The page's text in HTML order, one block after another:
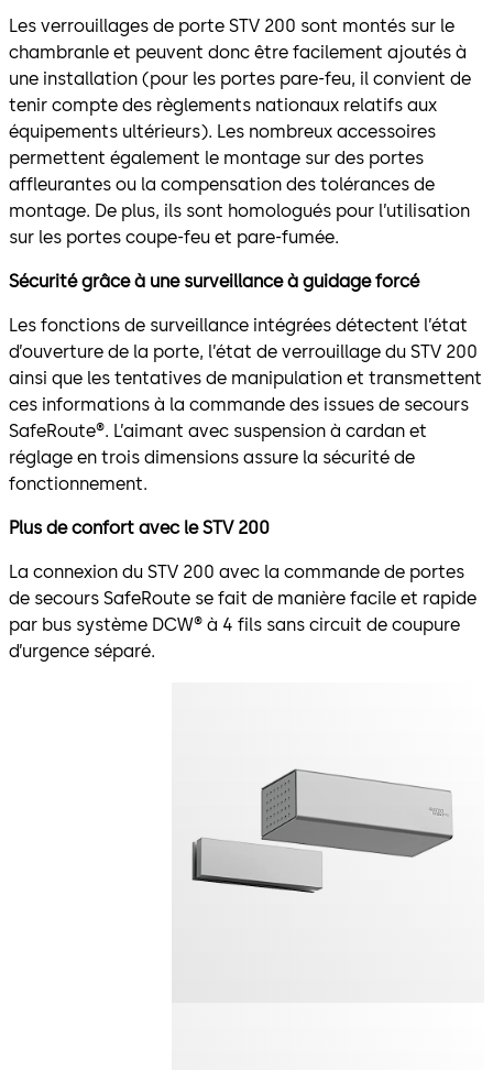
Les verrouillages de porte STV 200 sont montés sur le
chambranle et peuvent donc être facilement ajoutés à
une installation (pour les portes pare-feu, il convient de
tenir compte des règlements nationaux relatifs aux
équipements ultérieurs). Les nombreux accessoires
permettent également le montage sur des portes
affleurantes ou la compensation des tolérances de
montage. De plus, ils sont homologués pour l’utilisation
sur les portes coupe-feu et pare-fumée.
Sécurité grâce à une surveillance à guidage forcé
Les fonctions de surveillance intégrées détectent l’état
d’ouverture de la porte, l’état de verrouillage du STV 200
ainsi que les tentatives de manipulation et transmettent
ces informations à la commande des issues de secours
SafeRoute®. L’aimant avec suspension à cardan et
réglage en trois dimensions assure la sécurité de
fonctionnement.
Plus de confort avec le STV 200
La connexion du STV 200 avec la commande de portes
de secours SafeRoute se fait de manière facile et rapide
par bus système DCW® à 4 fils sans circuit de coupure
d’urgence séparé.